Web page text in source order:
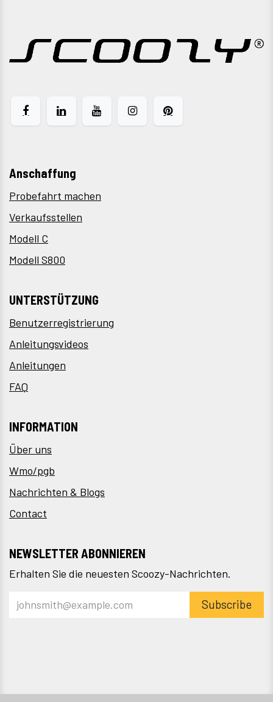
Anschaffung
Probefahrt machen
Verkaufsstellen
Modell C
Modell S800
UNTERSTÜTZUNG
Benutzerregistrierung
Anleitungsvideos
Anleitungen
FAQ
INFORMATION
Über uns
Wmo/pgb
Nachrichten & Blogs
Contact
NEWSLETTER ABONNIEREN
Erhalten Sie die neuesten Scoozy-Nachrichten.
Subscribe